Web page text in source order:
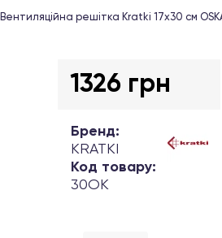
Вентиляційна решітка Kratki 17х30 см
1326 грн
Бренд:
KRATKI
Код товару:
30OK